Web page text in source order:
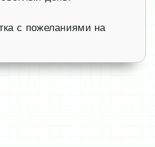
с пожеланиями на